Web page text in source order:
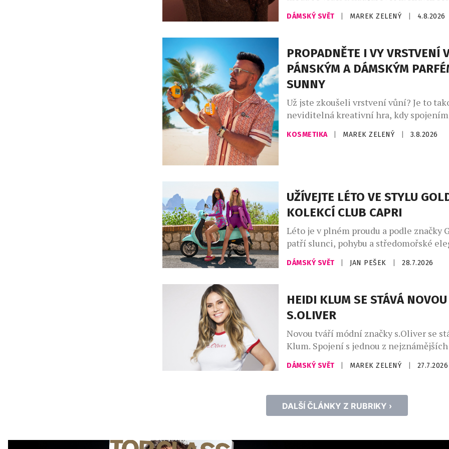
promyšlený kapsulový šatník, v němž
hřejivé odstíny kávy – od mocha mousse
indigo denim, jenž propojuje přírodní
městskou elegancí. Charakter kolekce
uvolněné siluety, široké kalhoty, lehce
DÁMSKÝ SVĚT MAREK ZELENÝ 4.8.2026
PROPADNĚTE I VY VRSTVENÍ
PÁNSKÝM A DÁMSKÝM
SUNNY
Už jste zkoušeli vrstvení vůní? Je to
neviditelná kreativní hra, kdy spojením
zdánlivě odlišných vůní vytvoříte
unikátní podpis. Ideální pro vrstvení
osobně miluji a inspiroval jsem se jím
KOSMETIKA MAREK ZELENÝ 3.8.2026
UŽÍVEJTE LÉTO VE STYLU
KOLEKCÍ CLUB CAPRI
Léto je v plném proudu a podle značky
patří slunci, pohybu a středomořské
Kolekce Club Capri vás přenese na
ostrov, s jeho uvolněnou atmosférou a
kolekci najdete stylové modely na
pilates, fitness, stejně jako luxusní
resortwear – […]
DÁMSKÝ SVĚT JAN PEŠEK 28.7.2026
HEIDI KLUM SE STÁVÁ NOVOU
S.OLIVER
Novou tváří módní značky s.Oliver se
Klum. Spojení s jednou z nejznámějších
módního průmyslu upevňuje pozici
dostupné ležérní módy a přináší svěží
ikony Heidi Klum získává s.Oliver jednu z
nejznámějších osobností světové módy.
DÁMSKÝ SVĚT MAREK ZELENÝ 27.7.2026
DALŠÍ ČLÁNKY Z RUBRIKY ›